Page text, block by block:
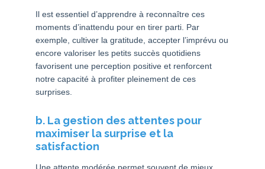
Il est essentiel d’apprendre à reconnaître ces
moments d’inattendu pour en tirer parti. Par
exemple, cultiver la gratitude, accepter l’imprévu ou
encore valoriser les petits succès quotidiens
favorisent une perception positive et renforcent
notre capacité à profiter pleinement de ces
surprises.
b. La gestion des attentes pour
maximiser la surprise et la
satisfaction